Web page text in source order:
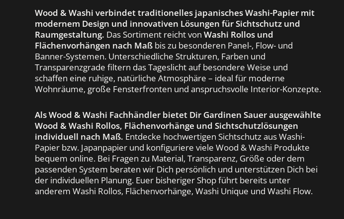
Wood & Washi verbindet traditionelles japanisches Washi-Papier mit
modernem Design und innovativen Lösungen für Sichtschutz und
Raumgestaltung. Das Sortiment reicht von Washi Rollos und
Flächenvorhängen nach Maßbis zu besonderen Panel-, Flow- und
Banner-Systemen. Unterschiedliche Strukturen, Farben und
Transparenzgrade filtern das Tageslicht auf besondere Weise und
schaffen eine ruhige, natürliche Atmosphäre – ideal für moderne
Wohnräume, große Fensterfronten und anspruchsvolle Interior-Konzepte.
Als Wood & Washi Fachhändler bietet Dir Gardinen Sauer ausgewählte
Wood & Washi Rollos, Flächenvorhänge und Sichtschutzlösungen
individuell nach Maß. Entdecke hochwertigen Sichtschutz aus Washi-
Papier bzw. Japanpapier und konfiguriere viele Wood & Washi Produkte
bequem online. Bei Fragen zu Material, Transparenz, Größe oder dem
passenden System beraten wir Dich persönlich und unterstützen Dich bei
der individuellen Planung. Euer bisheriger Shop führt bereits unter
anderem Washi Rollos, Flächenvorhänge, Washi Unique und Washi Flow.